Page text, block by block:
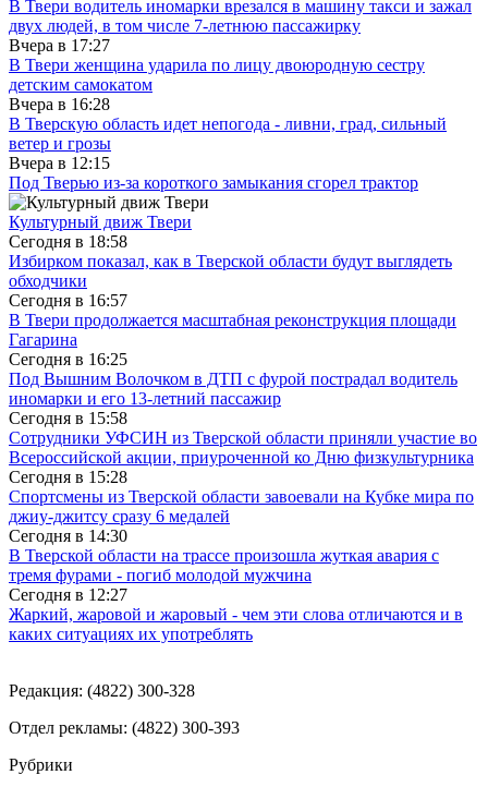
В Твери водитель иномарки врезался в машину такси и зажал
двух людей, в том числе 7-летнюю пассажирку
Вчера в 17:27
В Твери женщина ударила по лицу двоюродную сестру
детским самокатом
Вчера в 16:28
В Тверскую область идет непогода - ливни, град, сильный
ветер и грозы
Вчера в 12:15
Под Тверью из-за короткого замыкания сгорел трактор
Культурный движ Твери
Сегодня в 18:58
Избирком показал, как в Тверской области будут выглядеть
обходчики
Сегодня в 16:57
В Твери продолжается масштабная реконструкция площади
Гагарина
Сегодня в 16:25
Под Вышним Волочком в ДТП с фурой пострадал водитель
иномарки и его 13-летний пассажир
Сегодня в 15:58
Сотрудники УФСИН из Тверской области приняли участие во
Всероссийской акции, приуроченной ко Дню физкультурника
Сегодня в 15:28
Спортсмены из Тверской области завоевали на Кубке мира по
джиу-джитсу сразу 6 медалей
Сегодня в 14:30
В Тверской области на трассе произошла жуткая авария с
тремя фурами - погиб молодой мужчина
Сегодня в 12:27
Жаркий, жаровой и жаровый - чем эти слова отличаются и в
каких ситуациях их употреблять
Редакция: (4822) 300-328
Отдел рекламы: (4822) 300-393
Рубрики